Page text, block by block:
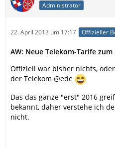
Administrator
22. April 2013 um 17:17 Offizieller
AW: Neue Telekom-Tarife zum
Offiziell war bisher nichts,
der Telekom @ede
Das das ganze "erst" 2016
bekannt, daher verstehe ich
nicht.